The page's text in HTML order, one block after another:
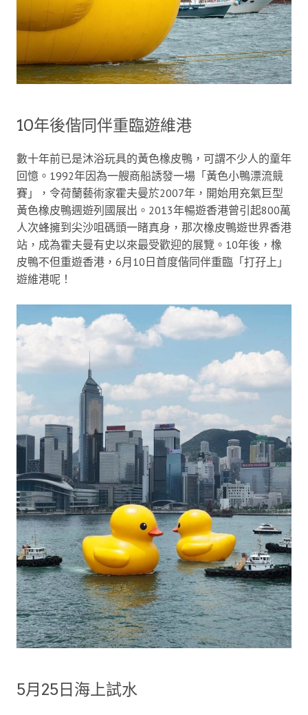
10年後偕同伴重臨遊維港
數十年前已是沐浴玩具的黃色橡皮鴨，可謂不少人的童年
回憶。1992年因為一艘商船誘發一場「黃色小鴨漂流競
賽」，令荷蘭藝術家霍夫曼於2007年，開始用充氣巨型
黃色橡皮鴨週遊列國展出。2013年暢遊香港曾引起800萬
人次蜂擁到尖沙咀碼頭一睹真身，那次橡皮鴨遊世界香港
站，成為霍夫曼有史以來最受歡迎的展覽。10年後，橡
皮鴨不但重遊香港，6月10日首度偕同伴重臨「打孖上」
遊維港呢！
5月25日海上試水